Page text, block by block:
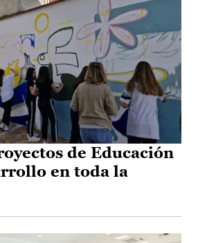
de Educación
en toda la